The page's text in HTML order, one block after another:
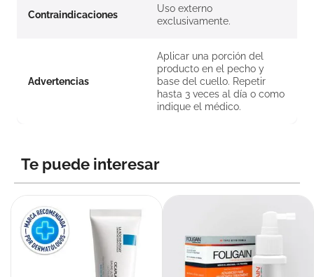
Contraindicaciones
Uso externo
exclusivamente.
Advertencias
Aplicar una porción del
producto en el pecho y
base del cuello. Repetir
hasta 3 veces al día o como
indique el médico.
Te puede interesar